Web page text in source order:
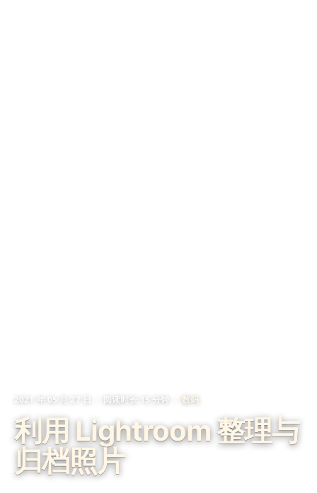
2021 年 05 月 27 日 阅读时长 15 分钟 数码
利用 Lightroom 整理与
归档照片